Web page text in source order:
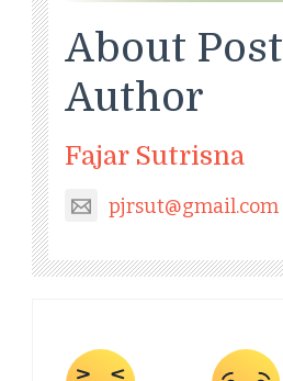
About Post
Author
Fajar Sutrisna
pjrsut@gmail.com